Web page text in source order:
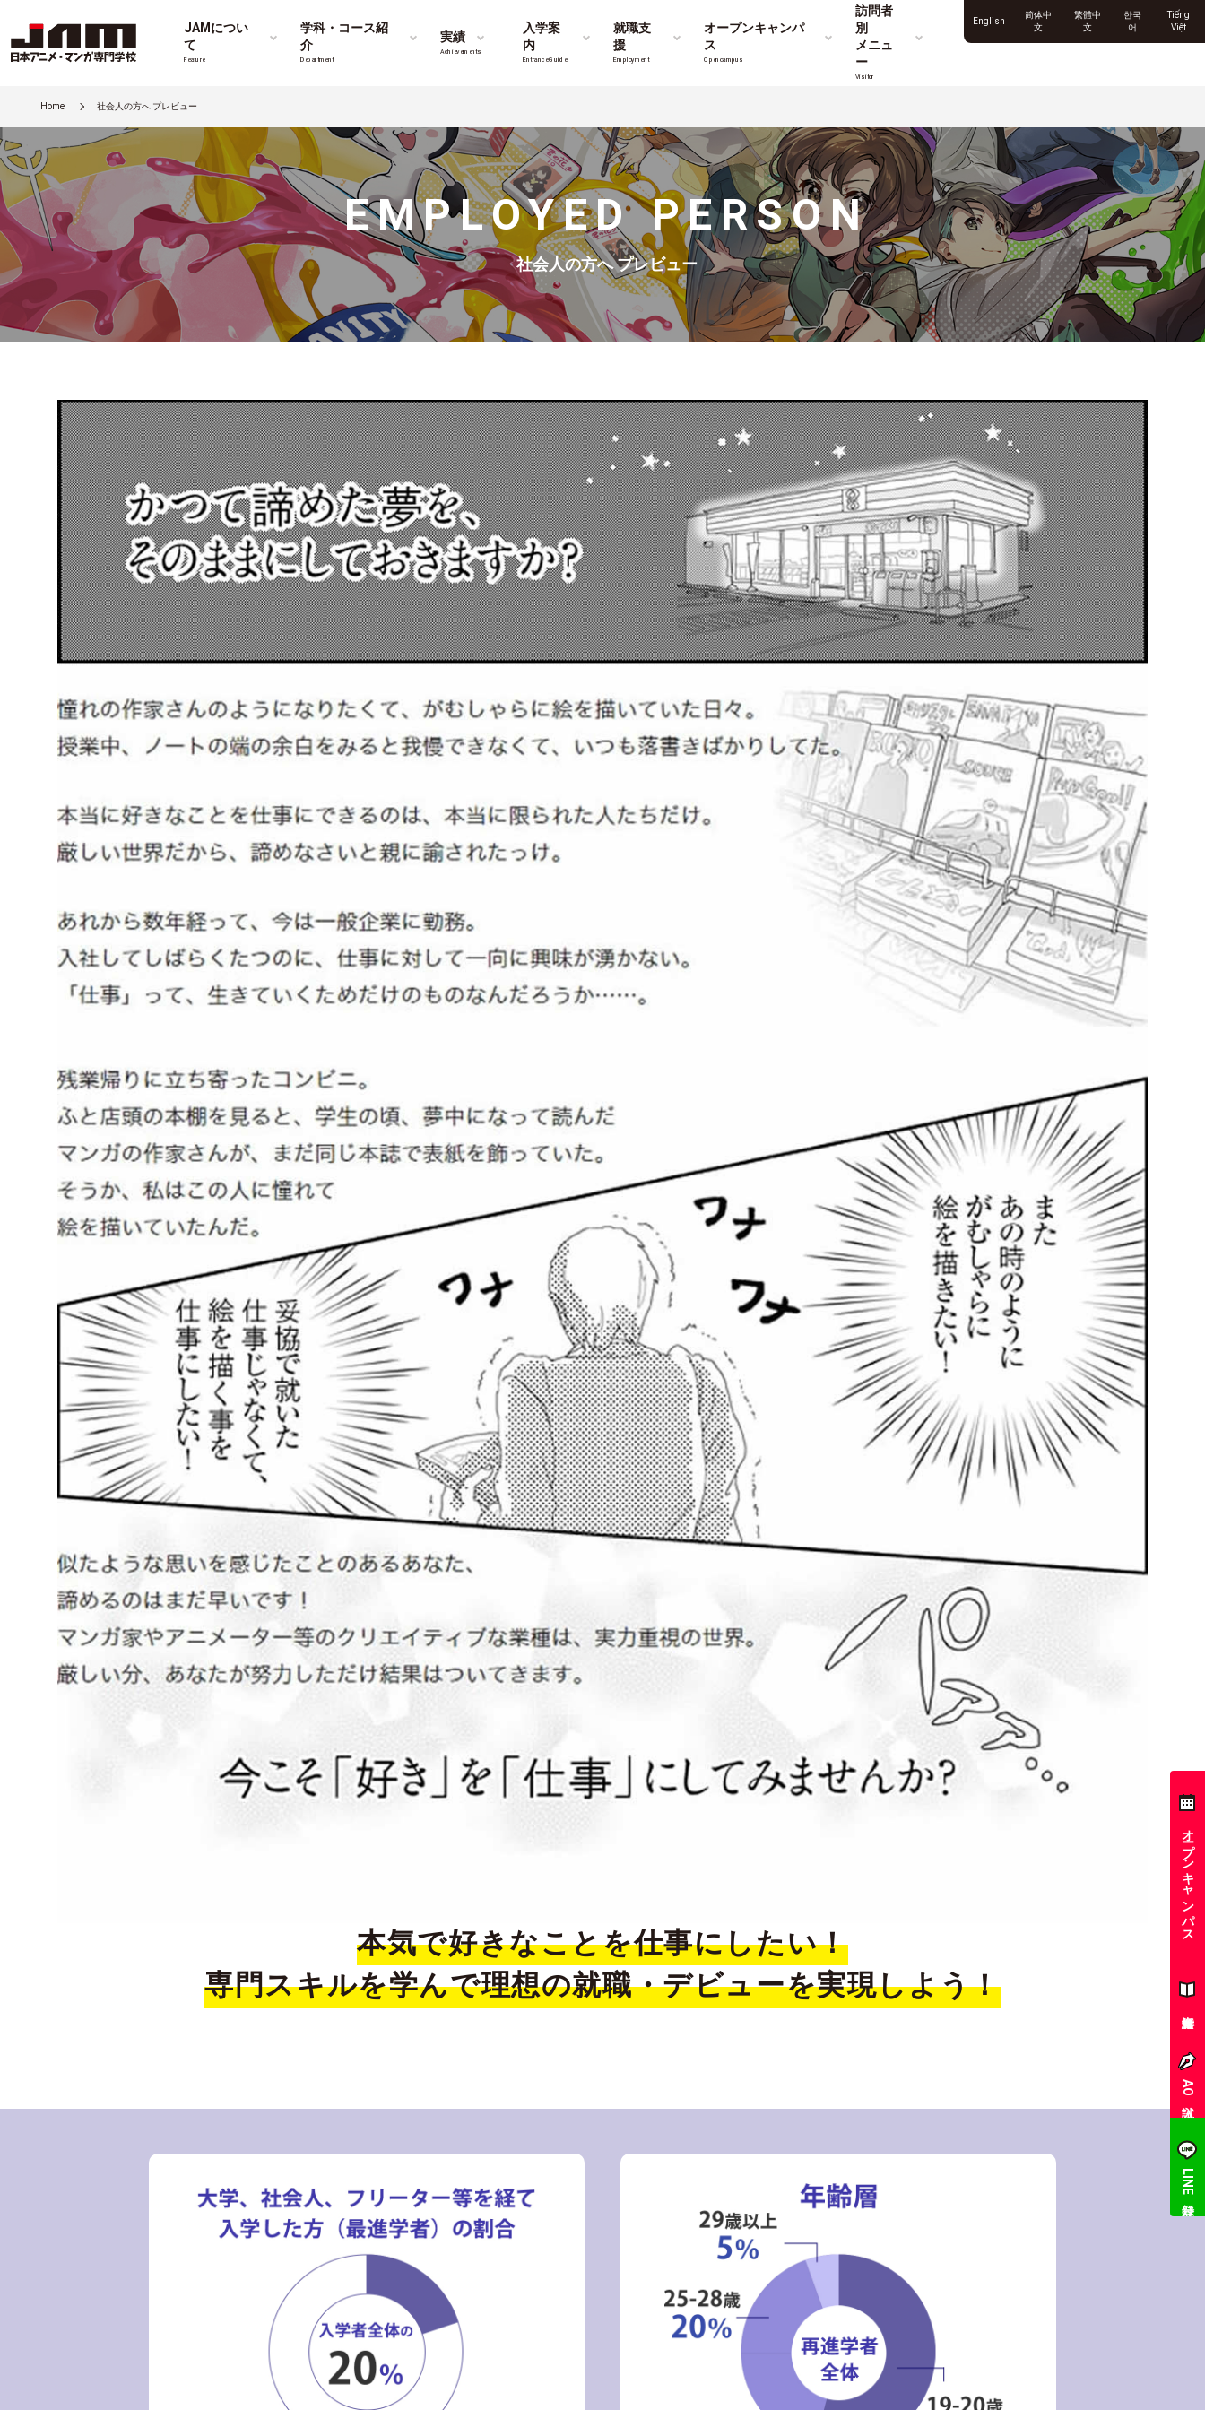
JAMについ
て
Feature
学科・コース紹
介
Department
実績
Achievements
入学案
内
Entrance Guide
就職支
援
Employment
オープンキャンパ
ス
Opencampus
訪問者
別
メニュ
ー
Visitor
English
简体中
文
繁體中
文
한국
어
Tiếng
Việt
Home 社会人の方へ プレビュー
EMPLOYED PERSON
社会人の方へ プレビュー
本気で好きなことを仕事にしたい！
専門スキルを学んで理想の就職・デビューを実現しよう！
オープンキャンパス
AO入試
LINE登録